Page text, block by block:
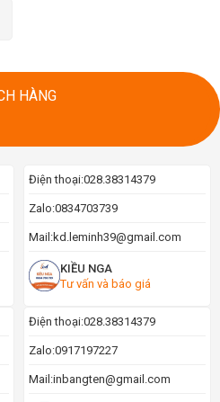
HÀNG
Điện thoại:028.38314379
Zalo:0834703739
Mail:kd.leminh39@gmail.com
KIỀU NGA
Tư vấn và báo giá
Điện thoại:028.38314379
Zalo:0917197227
Mail:inbangten@gmail.com